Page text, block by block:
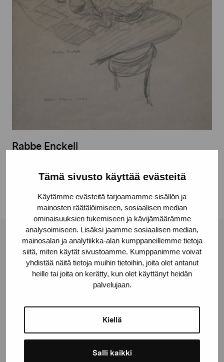
Tämä sivusto käyttää evästeitä
Käytämme evästeitä tarjoamamme sisällön ja
mainosten räätälöimiseen, sosiaalisen median
ominaisuuksien tukemiseen ja kävijämäärämme
analysoimiseen. Lisäksi jaamme sosiaalisen median,
mainosalan ja analytiikka-alan kumppaneillemme tietoja
siitä, miten käytät sivustoamme. Kumppanimme voivat
yhdistää näitä tietoja muihin tietoihin, joita olet antanut
heille tai joita on kerätty, kun olet käyttänyt heidän
palvelujaan.
Kiellä
Salli kaikki
Rabbe Enckell
Stiftelsen Pro Artibus
Gustav Wasas gata 11